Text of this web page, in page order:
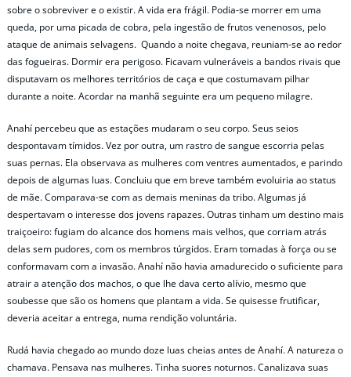
sobre o sobreviver e o existir. A vida era frágil. Podia-se morrer em uma
queda, por uma picada de cobra, pela ingestão de frutos venenosos, pelo
ataque de animais selvagens. Quando a noite chegava, reuniam-se ao redor
das fogueiras. Dormir era perigoso. Ficavam vulneráveis a bandos rivais que
disputavam os melhores territórios de caça e que costumavam pilhar
durante a noite. Acordar na manhã seguinte era um pequeno milagre.
Anahí percebeu que as estações mudaram o seu corpo. Seus seios
despontavam tímidos. Vez por outra, um rastro de sangue escorria pelas
suas pernas. Ela observava as mulheres com ventres aumentados, e parindo
depois de algumas luas. Concluiu que em breve também evoluiria ao status
de mãe. Comparava-se com as demais meninas da tribo. Algumas já
despertavam o interesse dos jovens rapazes. Outras tinham um destino mais
traiçoeiro: fugiam do alcance dos homens mais velhos, que corriam atrás
delas sem pudores, com os membros túrgidos. Eram tomadas à força ou se
conformavam com a invasão. Anahí não havia amadurecido o suficiente para
atrair a atenção dos machos, o que lhe dava certo alívio, mesmo que
soubesse que são os homens que plantam a vida. Se quisesse frutificar,
deveria aceitar a entrega, numa rendição voluntária.
Rudá havia chegado ao mundo doze luas cheias antes de Anahí. A natureza o
chamava. Pensava nas mulheres. Tinha suores noturnos. Canalizava suas